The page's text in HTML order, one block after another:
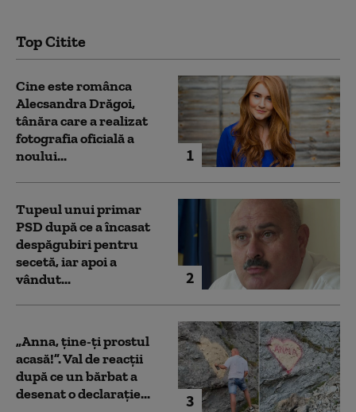
Top Citite
1
Cine este românca
Alecsandra Drăgoi,
tânăra care a realizat
fotografia oficială a
noului...
2
Tupeul unui primar
PSD după ce a încasat
despăgubiri pentru
secetă, iar apoi a
vândut...
3
„Anna, ţine-ţi prostul
acasă!”. Val de reacții
după ce un bărbat a
desenat o declarație...